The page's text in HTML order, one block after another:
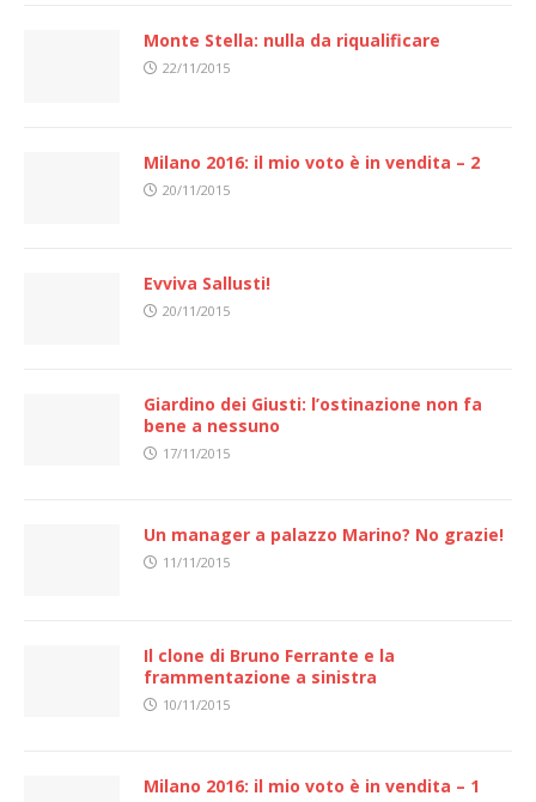
Monte Stella: nulla da riqualificare
22/11/2015
Milano 2016: il mio voto è in vendita – 2
20/11/2015
Evviva Sallusti!
20/11/2015
Giardino dei Giusti: l’ostinazione non fa
bene a nessuno
17/11/2015
Un manager a palazzo Marino? No grazie!
11/11/2015
Il clone di Bruno Ferrante e la
frammentazione a sinistra
10/11/2015
Milano 2016: il mio voto è in vendita – 1